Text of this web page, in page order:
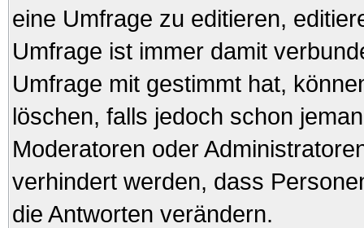
eine Umfrage zu editieren,
Umfrage ist immer damit
Umfrage mit gestimmt hat,
löschen, falls jedoch schon
Moderatoren oder
verhindert werden, dass
die Antworten verändern.